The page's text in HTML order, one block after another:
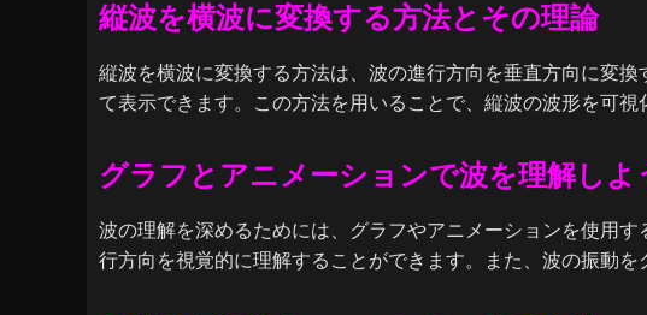
縦波を横波に変換する方法とその理論
縦波を横波に変換する方法は、波の進行方向を垂直方向に変
て表示できます。この方法を用いることで、縦波の波形を可視
グラフとアニメーションで波を理解しよ
波の理解を深めるためには、グラフやアニメーションを使用
行方向を視覚的に理解することができます。また、波の振動